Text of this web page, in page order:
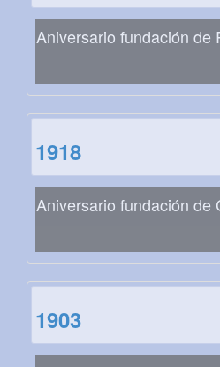
Aniversario fundación de
1918
Aniversario fundación de
1903